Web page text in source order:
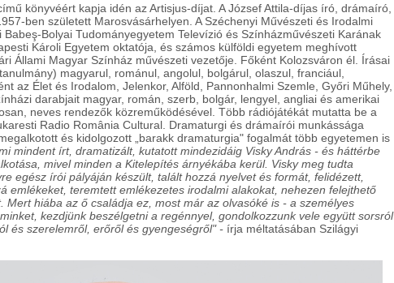
könyvéért kapja idén az Artisjus-díjat. A József Attila-díjas író, drámaíró,
ben született Marosvásárhelyen. A Széchenyi Művészeti és Irodalmi
Bolyai Tudományegyetem Televízió és Színházművészeti Karának
Károli Egyetem oktatója, és számos külföldi egyetem meghívott
Állami Magyar Színház művészeti vezetője. Főként Kolozsváron él. Írásai
magyarul, románul, angolul, bolgárul, olaszul, franciául,
az Élet és Irodalom, Jelenkor, Alföld, Pannonhalmi Szemle, Győri Műhely,
darabjait magyar, román, szerb, bolgár, lengyel, angliai és amerikai
neves rendezők közreműködésével. Több rádiójátékát mutatta be a
Radio România Cultural. Dramaturgi és drámaírói munkássága
és kidolgozott „barakk dramaturgia" fogalmát több egyetemen is
mindent írt, dramatizált, kutatott mindezidáig Visky András - és háttérbe
mivel minden a Kitelepítés árnyékába kerül. Visky meg tudta
egész írói pályáján készült, talált hozzá nyelvet és formát, felidézett,
emlékeket, teremtett emlékezetes irodalmi alakokat, nehezen felejthető
Mert hiába az ő családja ez, most már az olvasóké is - a személyes
kezdjünk beszélgetni a regénnyel, gondolkozzunk vele együtt sorsról
és szerelemről, erőről és gyengeségről" - írja méltatásában Szilágyi